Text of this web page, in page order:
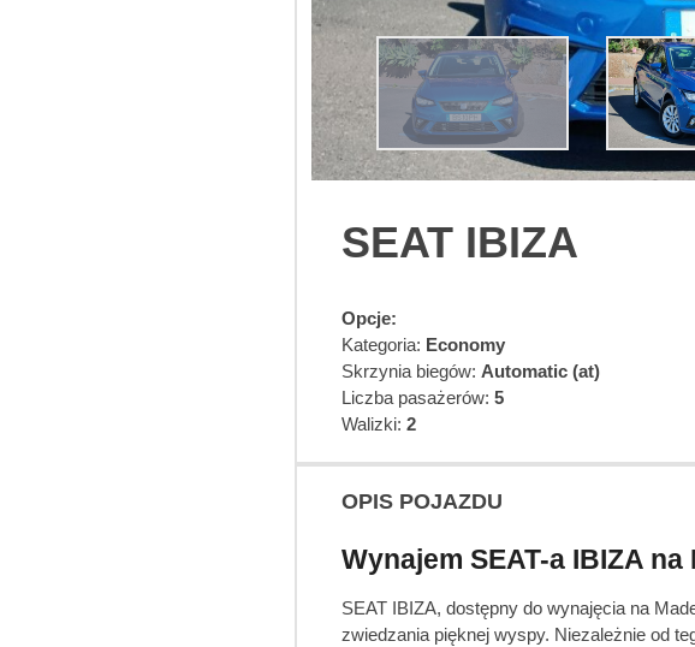
SEAT IBIZA
Opcje:
Kategoria: Economy
Skrzynia biegów: Automatic (at)
Liczba pasażerów: 5
Walizki: 2
OPIS POJAZDU
Wynajem SEAT-a IBIZA
SEAT IBIZA, dostępny do wynajęcia na
zwiedzania pięknej wyspy. Niezależnie od